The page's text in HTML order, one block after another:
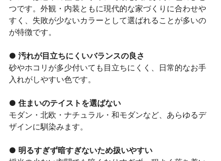
つです。外観・内装ともに現代的な家づくりに合わせや
すく、失敗が少ないカラーとして選ばれることが多いの
が特徴です。
● 汚れが目立ちにくいバランスの良さ
砂やホコリが多少付いても目立ちにくく、日常的なお手
入れがしやすい色です。
● 住まいのテイストを選ばない
モダン・北欧・ナチュラル・和モダンなど、あらゆるデ
ザインに馴染みます。
● 明るすぎず暗すぎないため扱いやすい